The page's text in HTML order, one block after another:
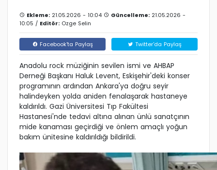
Ekleme: 21.05.2026 - 10:04 Güncelleme: 21.05.2026 -
10:05 / Editör: Ozge Selin
Facebook'ta Paylaş Twitter'da Paylaş
Anadolu rock müziğinin sevilen ismi ve AHBAP
Derneği Başkanı Haluk Levent, Eskişehir'deki konser
programının ardından Ankara'ya doğru seyir
halindeyken yolda aniden fenalaşarak hastaneye
kaldırıldı. Gazi Üniversitesi Tıp Fakültesi
Hastanesi'nde tedavi altına alınan ünlü sanatçının
mide kanaması geçirdiği ve önlem amaçlı yoğun
bakım ünitesine kaldırıldığı bildirildi.